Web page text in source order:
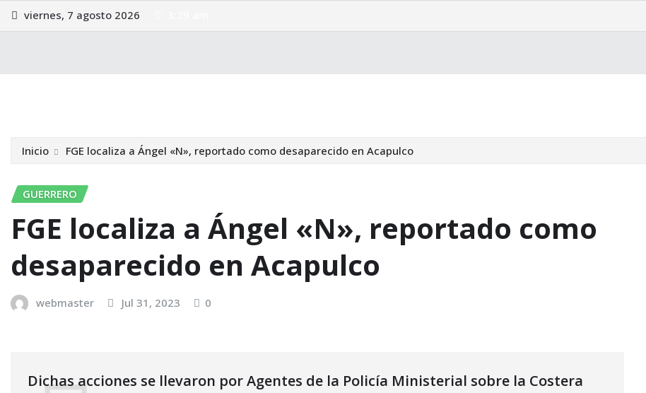
Saltar
al
viernes, 7 agosto 2026
Inicio FGE localiza a Ángel «N», reportado como desaparecido en Acapulco
GUERRERO
FGE localiza a Ángel «N», reportado como
desaparecido en Acapulco
webmaster Jul 31, 2023 0
Dichas acciones se llevaron por Agentes de la Policía Ministerial sobre la Costera